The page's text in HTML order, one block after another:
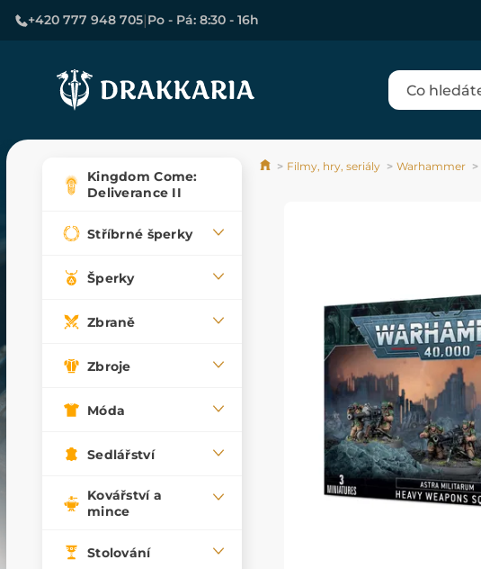
+420 777 948 705|Po - Pá: 8:30 - 16h
Kingdom Come:
Deliverance II
Stříbrné šperky
Šperky
Zbraně
Zbroje
Móda
Sedlářství
Kovářství a
mince
Stolování
Filmy, hry, seriály Warhammer